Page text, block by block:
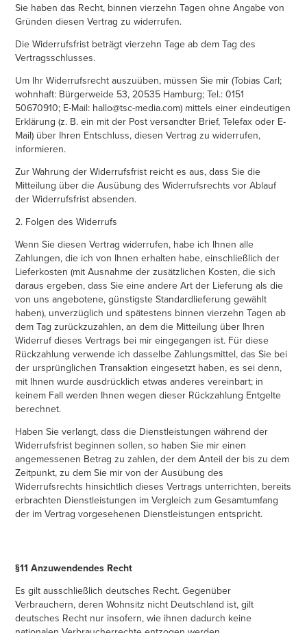
Sie haben das Recht, binnen vierzehn Tagen ohne Angabe von
Gründen diesen Vertrag zu widerrufen.
Die Widerrufsfrist beträgt vierzehn Tage ab dem Tag des
Vertragsschlusses.
Um Ihr Widerrufsrecht auszuüben, müssen Sie mir (Tobias Carl;
wohnhaft: Bürgerweide 53, 20535 Hamburg; Tel.: 0151
50670910; E-Mail: hallo@tsc-media.com) mittels einer eindeutigen
Erklärung (z. B. ein mit der Post versandter Brief, Telefax oder E-
Mail) über Ihren Entschluss, diesen Vertrag zu widerrufen,
informieren.
Zur Wahrung der Widerrufsfrist reicht es aus, dass Sie die
Mitteilung über die Ausübung des Widerrufsrechts vor Ablauf
der Widerrufsfrist absenden.
2. Folgen des Widerrufs
Wenn Sie diesen Vertrag widerrufen, habe ich Ihnen alle
Zahlungen, die ich von Ihnen erhalten habe, einschließlich der
Lieferkosten (mit Ausnahme der zusätzlichen Kosten, die sich
daraus ergeben, dass Sie eine andere Art der Lieferung als die
von uns angebotene, günstigste Standardlieferung gewählt
haben), unverzüglich und spätestens binnen vierzehn Tagen ab
dem Tag zurückzuzahlen, an dem die Mitteilung über Ihren
Widerruf dieses Vertrags bei mir eingegangen ist. Für diese
Rückzahlung verwende ich dasselbe Zahlungsmittel, das Sie bei
der ursprünglichen Transaktion eingesetzt haben, es sei denn,
mit Ihnen wurde ausdrücklich etwas anderes vereinbart; in
keinem Fall werden Ihnen wegen dieser Rückzahlung Entgelte
berechnet.
Haben Sie verlangt, dass die Dienstleistungen während der
Widerrufsfrist beginnen sollen, so haben Sie mir einen
angemessenen Betrag zu zahlen, der dem Anteil der bis zu dem
Zeitpunkt, zu dem Sie mir von der Ausübung des
Widerrufsrechts hinsichtlich dieses Vertrags unterrichten, bereits
erbrachten Dienstleistungen im Vergleich zum Gesamtumfang
der im Vertrag vorgesehenen Dienstleistungen entspricht.
§11 Anzuwendendes Recht
Es gilt ausschließlich deutsches Recht. Gegenüber
Verbrauchern, deren Wohnsitz nicht Deutschland ist, gilt
deutsches Recht nur insofern, wie ihnen dadurch keine